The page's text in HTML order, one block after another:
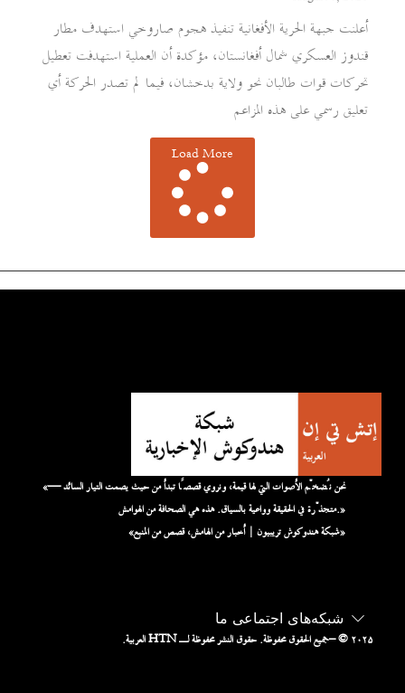
أعلنت جبهة الحرية الأفغانية تنفيذ هجوم صاروخي استهدف مطار
قندوز العسكري شمال أفغانستان، مؤكدة أن العملية استهدفت تعطيل
تحركات قوات طالبان نحو ولاية بدخشان، فيما لم تصدر الحركة أي
تعليق رسمي على هذه المزاعم
Load More
شبکه‌های اجتماعی ما
– © ۲۰۲۵جميع الحقوق محفوظة. حقوق النشر محفوظة لـ HTN العربية.
«نحن نُضخّم الأصوات التي لها قيمة، ونروي قصصًا تبدأ من حيث يصمت التيار السائد —
متجذّرة في الحقيقة وواعية بالسياق. هذه هي الصحافة من الهوامش.»
«شبكة هندوكوش تريبيون | أخبار من الهامش، قصص من المنبع»